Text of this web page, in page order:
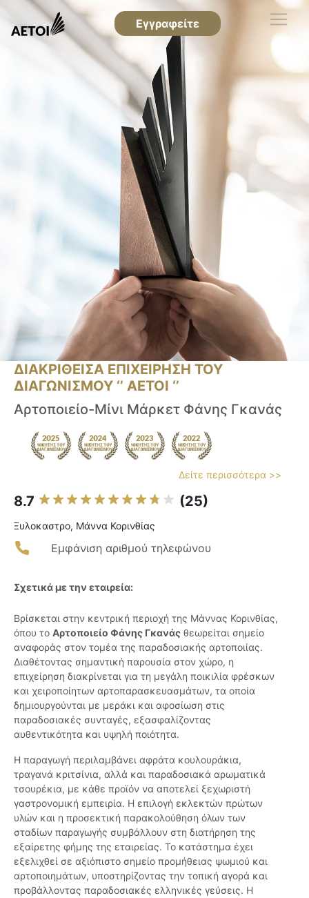
Εγγραφείτε
ΔΙΑΚΡΙΘΕΙΣΑ ΕΠΙΧΕΙΡΗΣΗ ΤΟΥ
ΔΙΑΓΩΝΙΣΜΟΥ ‘’ ΑΕΤΟΙ ‘’
Αρτοποιείο-Μίνι Μάρκετ Φάνης Γκανάς
Δείτε περισσότερα >>
8.7 (25)
Ξυλοκαστρο, Μάννα Κορινθίας
Εμφάνιση αριθμού τηλεφώνου
Σχετικά με την εταιρεία:
Βρίσκεται στην κεντρική περιοχή της Μάννας Κορινθίας,
όπου το Αρτοποιείο Φάνης Γκανάς θεωρείται σημείο
αναφοράς στον τομέα της παραδοσιακής αρτοποιίας.
Διαθέτοντας σημαντική παρουσία στον χώρο, η
επιχείρηση διακρίνεται για τη μεγάλη ποικιλία φρέσκων
και χειροποίητων αρτοπαρασκευασμάτων, τα οποία
δημιουργούνται με μεράκι και αφοσίωση στις
παραδοσιακές συνταγές, εξασφαλίζοντας
αυθεντικότητα και υψηλή ποιότητα.
Η παραγωγή περιλαμβάνει αφράτα κουλουράκια,
τραγανά κριτσίνια, αλλά και παραδοσιακά αρωματικά
τσουρέκια, με κάθε προϊόν να αποτελεί ξεχωριστή
γαστρονομική εμπειρία. Η επιλογή εκλεκτών πρώτων
υλών και η προσεκτική παρακολούθηση όλων των
σταδίων παραγωγής συμβάλλουν στη διατήρηση της
εξαίρετης φήμης της εταιρείας. Το κατάστημα έχει
εξελιχθεί σε αξιόπιστο σημείο προμήθειας ψωμιού και
αρτοποιημάτων, υποστηρίζοντας την τοπική αγορά και
προβάλλοντας παραδοσιακές ελληνικές γεύσεις. Η